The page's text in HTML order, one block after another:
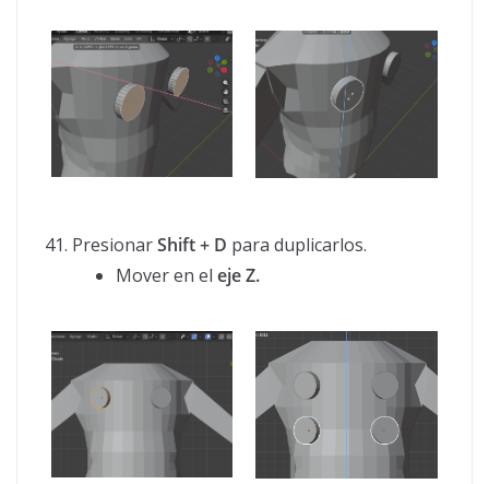
PresionarShift + D para duplicarlos.
Mover en el eje Z.